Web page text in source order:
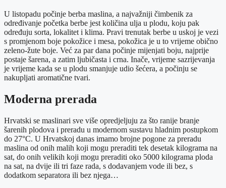
U listopadu počinje berba maslina, a najvažniji čimbenik za
određivanje početka berbe jest količina ulja u plodu, koju pak
određuju sorta, lokalitet i klima. Pravi trenutak berbe u uskoj je vezi
s promjenom boje pokožice i mesa, pokožica je u to vrijeme obično
zeleno-žute boje. Već za par dana počinje mijenjati boju, najprije
postaje šarena, a zatim ljubičasta i crna. Inače, vrijeme sazrijevanja
je vrijeme kada se u plodu smanjuje udio šećera, a počinju se
nakupljati aromatične tvari.
Moderna prerada
Hrvatski se maslinari sve više opredjeljuju za što ranije branje
šarenih plodova i preradu u modernom sustavu hladnim postupkom
do 27°C. U Hrvatskoj danas imamo brojne pogone za preradu
maslina od onih malih koji mogu preraditi tek desetak kilograma na
sat, do onih velikih koji mogu preraditi oko 5000 kilograma ploda
na sat, na dvije ili tri faze rada, s dodavanjem vode ili bez, s
dodatkom separatora ili bez njega…